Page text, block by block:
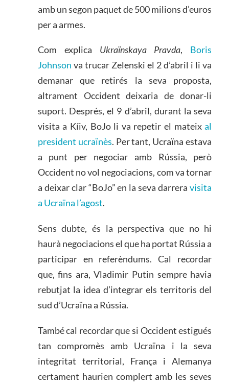
amb un segon paquet de 500 milions d’euros
per a armes.
Com explica Ukraïnskaya Pravda, Boris
Johnson va trucar Zelenski el 2 d’abril i li va
demanar que retirés la seva proposta,
altrament Occident deixaria de donar-li
suport. Després, el 9 d’abril, durant la seva
visita a Kíiv, BoJo li va repetir el mateixal
president ucraïnès. Per tant, Ucraïna estava
a punt per negociar amb Rússia, però
Occident no vol negociacions, com va tornar
a deixar clar “BoJo” en la seva darreravisita
a Ucraïna l’agost.
Sens dubte, és la perspectiva que no hi
haurà negociacions el que ha portat Rússia a
participar en referèndums. Cal recordar
que, fins ara, Vladimir Putin sempre havia
rebutjat la idea d’integrar els territoris del
sud d’Ucraïna a Rússia.
També cal recordar que si Occident estigués
tan compromès amb Ucraïna i la seva
integritat territorial, França i Alemanya
certament haurien complert amb les seves